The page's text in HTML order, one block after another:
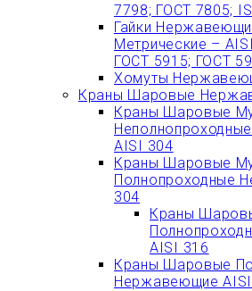
7798; ГОСТ 7805;
Гайки
Метрические –
ГОСТ 5915; ГОСТ
Хомуты
Краны Шаровые
Краны Шаровые
AISI 304
Краны Шаровые
Полнопроходные
304
Краны
AISI 316
Краны Шаровые
Нержавеющие